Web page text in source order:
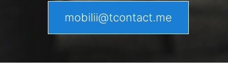
mobilii@tcontact.me